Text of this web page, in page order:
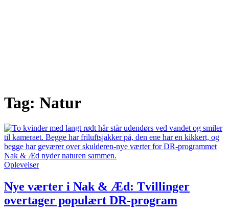
Tag: Natur
Oplevelser
Nye værter i Nak & Æd: Tvillinger
overtager populært DR-program